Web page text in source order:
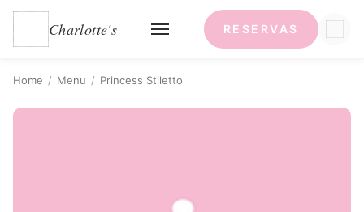
Charlotte's RESERVAS
Home / Menu / Princess Stiletto